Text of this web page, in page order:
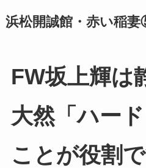
浜松開誠館・赤い稲妻
FW坂上輝は
大然「ハー
ことが役割